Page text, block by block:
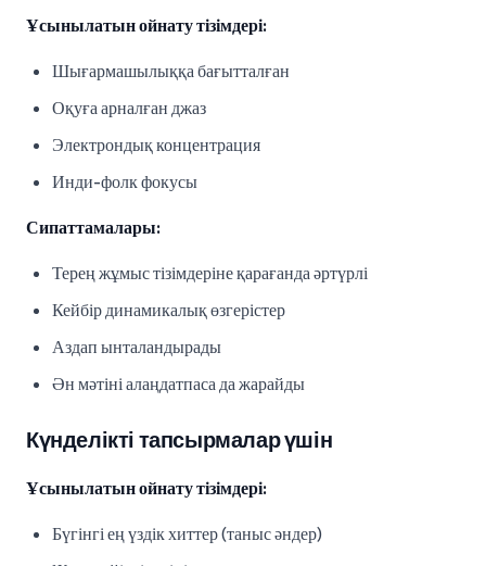
Ұсынылатын ойнату тізімдері:
Шығармашылыққа бағытталған
Оқуға арналған джаз
Электрондық концентрация
Инди-фолк фокусы
Сипаттамалары:
Терең жұмыс тізімдеріне қарағанда әртүрлі
Кейбір динамикалық өзгерістер
Аздап ынталандырады
Ән мәтіні алаңдатпаса да жарайды
Күнделікті тапсырмалар үшін
Ұсынылатын ойнату тізімдері:
Бүгінгі ең үздік хиттер (таныс әндер)